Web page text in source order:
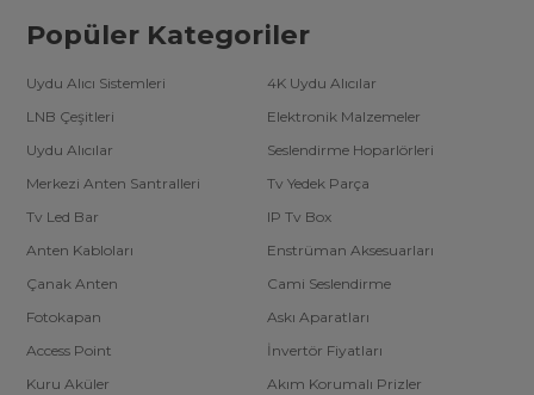
Popüler Kategoriler
Uydu Alıcı Sistemleri
4K Uydu Alıcılar
LNB Çeşitleri
Elektronik Malzemeler
Uydu Alıcılar
Seslendirme Hoparlörleri
Merkezi Anten Santralleri
Tv Yedek Parça
Tv Led Bar
IP Tv Box
Anten Kabloları
Enstrüman Aksesuarları
Çanak Anten
Cami Seslendirme
Fotokapan
Askı Aparatları
Access Point
İnvertör Fiyatları
Kuru Aküler
Akım Korumalı Prizler